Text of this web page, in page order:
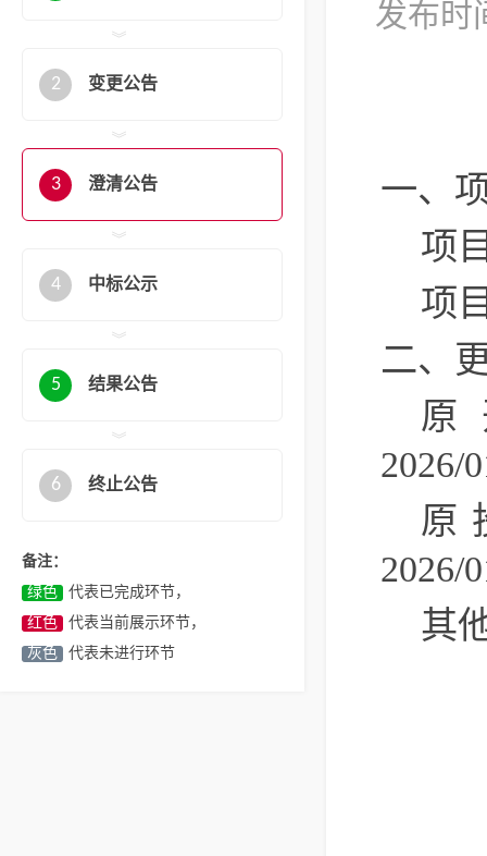
2 变更公告
3 澄清公告
4 中标公示
5 结果公告
6 终止公告
备注：
绿色
代表已完成环节，
红色
代表当前展示环节，
灰色
代表未进行环节
发布时
一、
项
项
二、
2026/
原
2026/
其